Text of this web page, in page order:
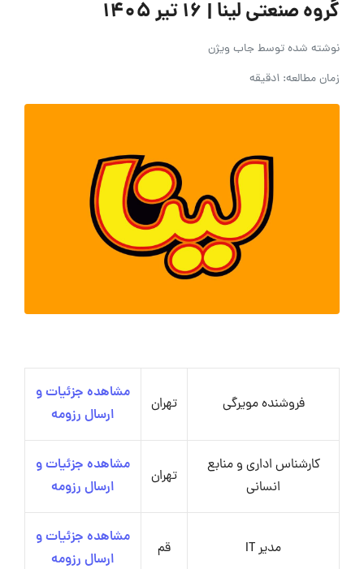
گروه صنعتی لینا | ۱۶ تیر ۱۴۰۵
نوشته شده توسطجاب ویژن
زمان مطالعه: 1دقیقه
فروشنده مویرگی تهران
مشاهده جزئیات و
ارسال رزومه
کارشناس اداری و منابع
انسانی
تهران
مشاهده جزئیات و
ارسال رزومه
مدیر IT قم
مشاهده جزئیات و
ارسال رزومه